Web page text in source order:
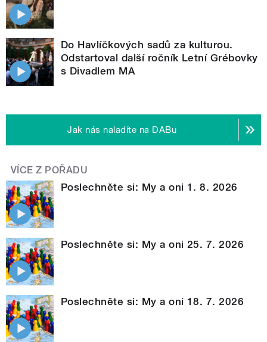
Do Havlíčkových sadů za kulturou.
Odstartoval další ročník Letní Grébovky
s Divadlem MA
Jak nás naladíte na DABu
VÍCE Z POŘADU
Poslechněte si: My a oni 1. 8. 2026
Poslechněte si: My a oni 25. 7. 2026
Poslechněte si: My a oni 18. 7. 2026